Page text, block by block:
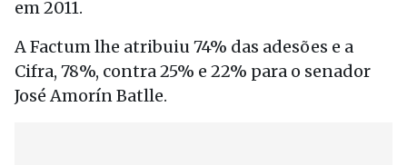
em 2011.
A Factum lhe atribuiu 74% das adesões e a
Cifra, 78%, contra 25% e 22% para o senador
José Amorín Batlle.